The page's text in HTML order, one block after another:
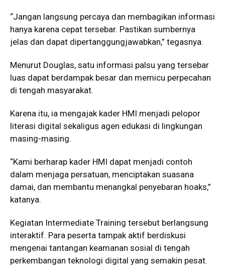
“Jangan langsung percaya dan membagikan informasi
hanya karena cepat tersebar. Pastikan sumbernya
jelas dan dapat dipertanggungjawabkan,” tegasnya.
Menurut Douglas, satu informasi palsu yang tersebar
luas dapat berdampak besar dan memicu perpecahan
di tengah masyarakat.
Karena itu, ia mengajak kader HMI menjadi pelopor
literasi digital sekaligus agen edukasi di lingkungan
masing-masing.
“Kami berharap kader HMI dapat menjadi contoh
dalam menjaga persatuan, menciptakan suasana
damai, dan membantu menangkal penyebaran hoaks,”
katanya.
Kegiatan Intermediate Training tersebut berlangsung
interaktif. Para peserta tampak aktif berdiskusi
mengenai tantangan keamanan sosial di tengah
perkembangan teknologi digital yang semakin pesat.